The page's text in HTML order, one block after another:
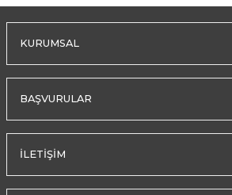
KURUMSAL
BAŞVURULAR
İLETİŞİM